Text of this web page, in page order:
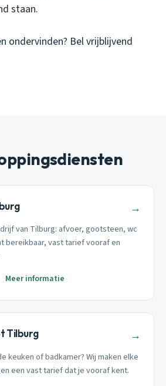
staan.
ondervinden? Bel vrijblijvend
→
van Tilburg: afvoer, gootsteen, wc
bereikbaar, vast tarief vooraf en
Meer informatie
Tilburg →
keuken of badkamer? Wij maken elke
een vast tarief dat je vooraf kent.